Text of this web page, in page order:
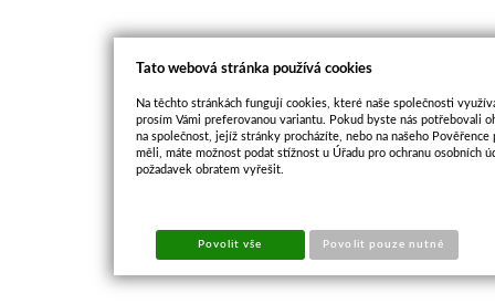
Tato webová stránka používá cookies
Na těchto stránkách fungují cookies, které naše společnosti
prosím Vámi preferovanou variantu. Pokud byste nás potřebovali
na společnost, jejíž stránky procházíte, nebo na našeho
měli, máte možnost podat stížnost u Úřadu pro ochranu osobních
požadavek obratem vyřešit.
Povolit vše Povolit pouze nutné